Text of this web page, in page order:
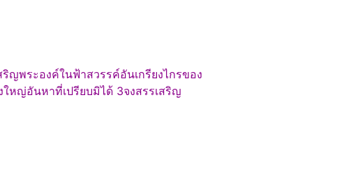
ริญพระองค์ในฟ้าสวรรค์อันเกรียงไกรของ
ใหญ่อันหาที่เปรียบมิได้ 3จงสรรเสริญ